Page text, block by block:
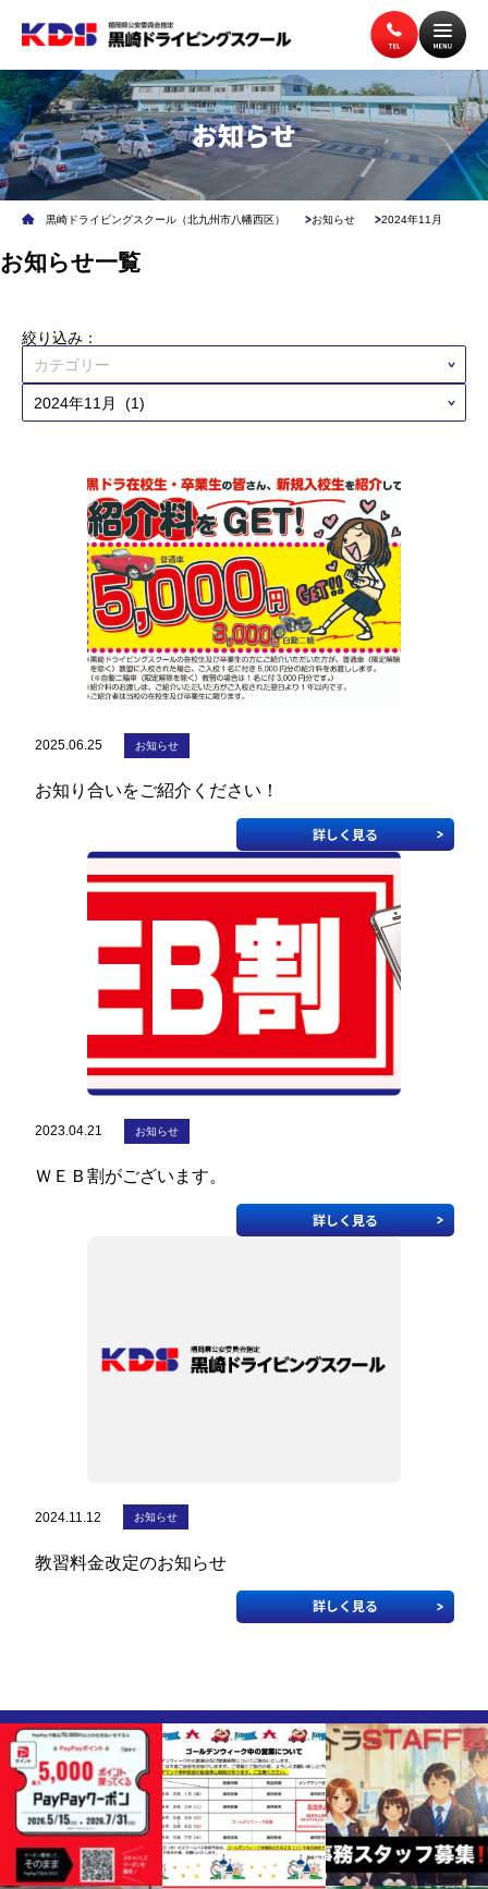
トップページ 入校案内
無料送迎バス よくある質問
企業安全運転研修 学校交通安全講習
教習生ページ
お知らせ
黒崎ドライビングスクール（北九州市八幡西区） お知らせ 2024年11月
お知らせ一覧
絞り込み：
2025.06.25 お知らせ
お知り合いをご紹介ください！
詳しく見る
2023.04.21 お知らせ
ＷＥＢ割がございます。
詳しく見る
2024.11.12 お知らせ
教習料金改定のお知らせ
詳しく見る